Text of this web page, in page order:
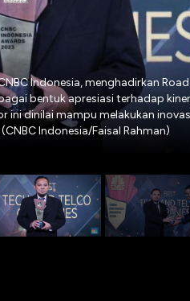
Indonesia, menghadirkan
bentuk apresiasi terhadap
ini dinilai mampu melakukan
Indonesia/Faisal Rahman)